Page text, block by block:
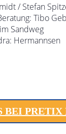
/ Stefan
Tibo
Sandweg
Hermannsen
BEI PRETIX